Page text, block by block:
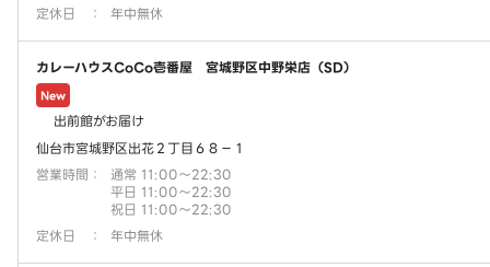
定休日
： 年中無休
カレーハウスCoCo壱番屋 宮城野区中野栄店（SD）
New
出前館がお届け
仙台市宮城野区出花２丁目６８－１
営業時間 ：
通常 11:00～22:30
平日 11:00～22:30
祝日 11:00～22:30
定休日
： 年中無休